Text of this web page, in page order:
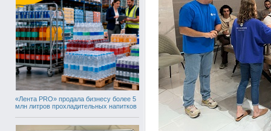
«Лента PRO» продала бизнесу более 5
млн литров прохладительных напитков